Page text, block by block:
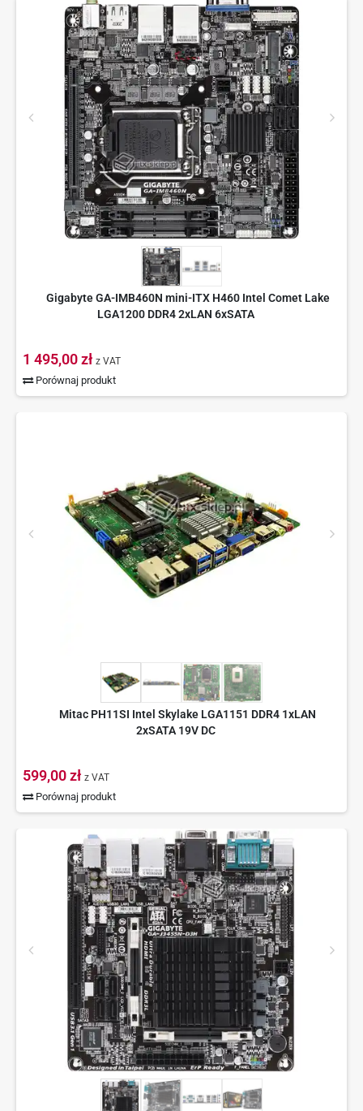
Gigabyte GA-IMB460N mini-ITX H460 Intel Comet Lake
LGA1200 DDR4 2xLAN 6xSATA
1 495,00 zł z VAT
Porównaj produkt
Mitac PH11SI Intel Skylake LGA1151 DDR4 1xLAN
2xSATA 19V DC
599,00 zł z VAT
Porównaj produkt